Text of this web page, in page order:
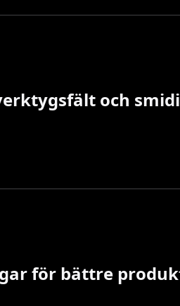
och
för bättre